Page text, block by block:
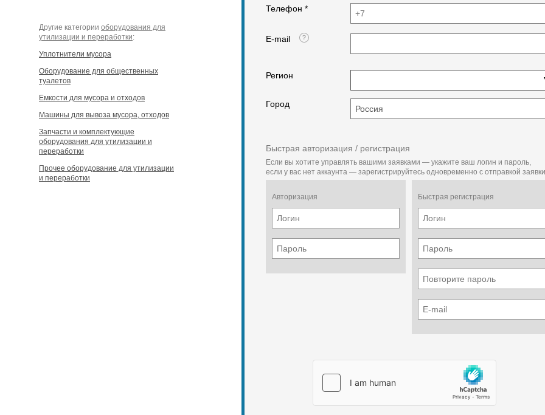
Другие категории оборудования для
утилизации и переработки:
Уплотнители мусора
Оборудование для общественных
туалетов
Емкости для мусора и отходов
Машины для вывоза мусора, отходов
Запчасти и комплектующие
оборудования для утилизации и
переработки
Прочее оборудование для утилизации
и переработки
Телефон *
E-mail
Регион
Город
Быстрая авторизация / регистрация
Если вы хотите управлять вашими заявками — укажите ваш логин и пароль,
если у вас нет аккаунта — зарегистрируйтесь одновременно с отправкой
Авторизация Быстрая регистрация